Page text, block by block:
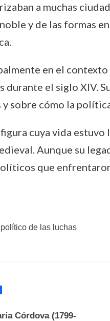
a muchas
y de las formas
en el
el siglo XIV.
sobre cómo la
cuya vida
Aunque su
que
de las luchas
Córdova (1799-